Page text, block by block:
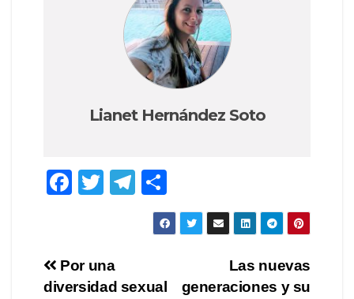
Lianet Hernández Soto
F
e
b
T
er
T
el
a
h
ar
Post
Las nuevas
generaciones y su
Por una
diversidad sexual